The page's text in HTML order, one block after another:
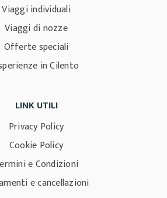
Viaggi individuali
Viaggi di nozze
Offerte speciali
in Cilento
LINK UTILI
Privacy Policy
Cookie Policy
e Condizioni
e cancellazioni